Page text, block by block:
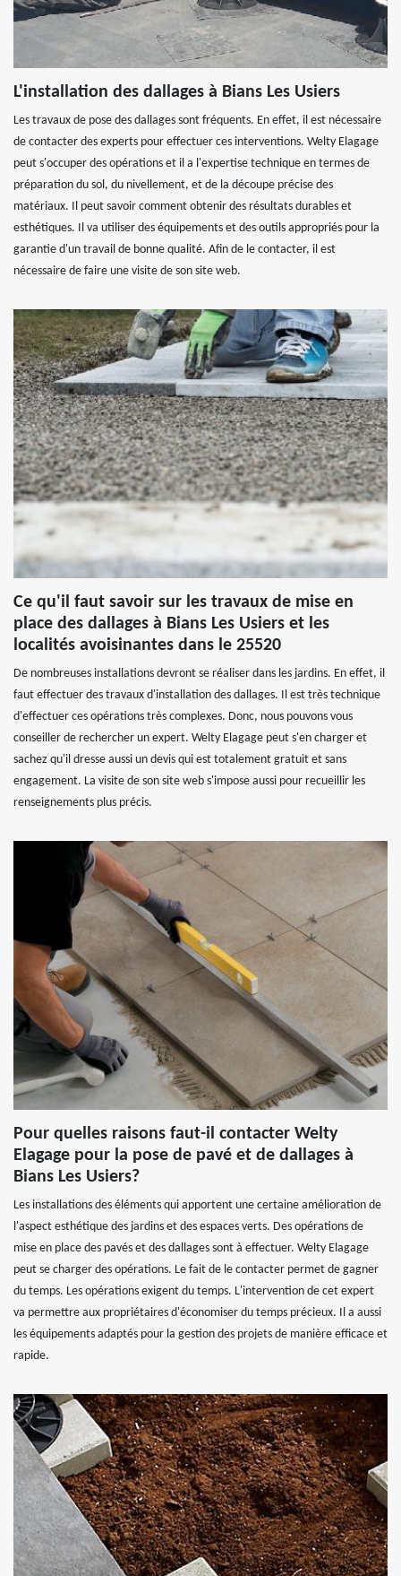
L'installation des dallages à Bians Les Usiers
Les travaux de pose des dallages sont fréquents. En effet, il est nécessaire
de contacter des experts pour effectuer ces interventions. Welty Elagage
peut s'occuper des opérations et il a l'expertise technique en termes de
préparation du sol, du nivellement, et de la découpe précise des
matériaux. Il peut savoir comment obtenir des résultats durables et
esthétiques. Il va utiliser des équipements et des outils appropriés pour la
garantie d'un travail de bonne qualité. Afin de le contacter, il est
nécessaire de faire une visite de son site web.
Ce qu'il faut savoir sur les travaux de mise en
place des dallages à Bians Les Usiers et les
localités avoisinantes dans le 25520
De nombreuses installations devront se réaliser dans les jardins. En effet, il
faut effectuer des travaux d'installation des dallages. Il est très technique
d'effectuer ces opérations très complexes. Donc, nous pouvons vous
conseiller de rechercher un expert. Welty Elagage peut s'en charger et
sachez qu'il dresse aussi un devis qui est totalement gratuit et sans
engagement. La visite de son site web s'impose aussi pour recueillir les
renseignements plus précis.
Pour quelles raisons faut-il contacter Welty
Elagage pour la pose de pavé et de dallages à
Bians Les Usiers?
Les installations des éléments qui apportent une certaine amélioration de
l'aspect esthétique des jardins et des espaces verts. Des opérations de
mise en place des pavés et des dallages sont à effectuer. Welty Elagage
peut se charger des opérations. Le fait de le contacter permet de gagner
du temps. Les opérations exigent du temps. L'intervention de cet expert
va permettre aux propriétaires d'économiser du temps précieux. Il a aussi
les équipements adaptés pour la gestion des projets de manière efficace et
rapide.